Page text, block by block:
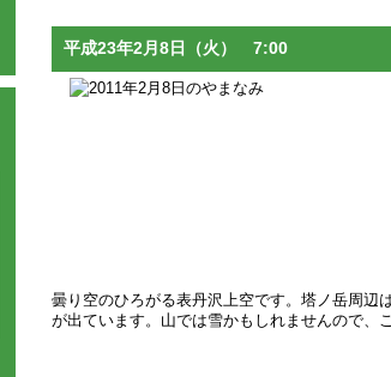
平成23年2月8日（火） 7:00
曇り空のひろがる表丹沢上空です。塔ノ岳周辺
が出ています。山では雪かもしれませんので、